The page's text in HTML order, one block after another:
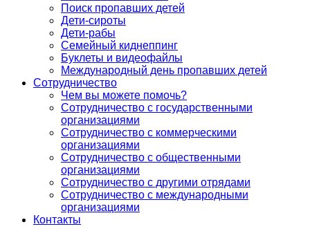
Поиск пропавших детей
Дети-сироты
Дети-рабы
Семейный киднеппинг
Буклеты и видеофайлы
Международный день пропавших детей
Сотрудничество
Чем вы можете помочь?
Сотрудничество с государственными
организациями
Сотрудничество с коммерческими
организациями
Сотрудничество с общественными
организациями
Сотрудничество с другими отрядами
Сотрудничество с международными
организациями
Контакты